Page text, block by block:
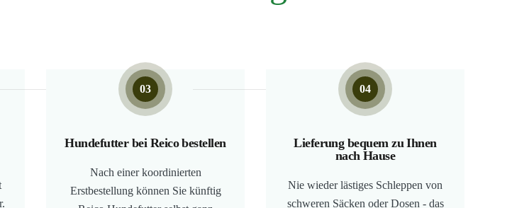
03
Hundefutter bei Reico bestellen
Nach einer koordinierten
Erstbestellung können Sie künftig
04
Lieferung bequem zu Ihnen
nach Hause
Nie wieder lästiges Schleppen von
schweren Säcken oder Dosen - das